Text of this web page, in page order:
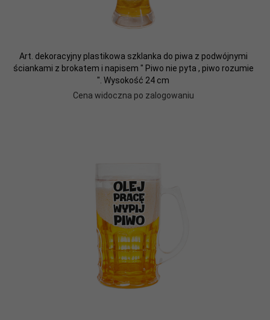
Art. dekoracyjny plastikowa szklanka do piwa z podwójnymi
ściankami z brokatem i napisem " Piwo nie pyta , piwo rozumie
". Wysokość 24 cm
Cena widoczna po zalogowaniu